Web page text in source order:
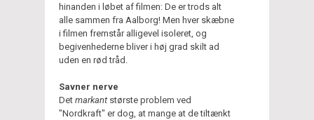
hinanden i løbet af filmen: De er trods alt
alle sammen fra Aalborg! Men hver skæbne
i filmen fremstår alligevel isoleret, og
begivenhederne bliver i høj grad skilt ad
uden en rød tråd.
Savner nerve
Det markant største problem ved
"Nordkraft" er dog, at mange at de tiltænkt